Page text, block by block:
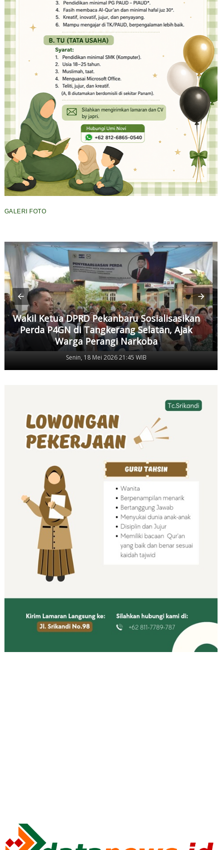
GALERI FOTO
Wakil Ketua DPRD Pekanbaru Sosialisasikan
Perda P4GN di Tangkerang Selatan, Ajak
Warga Perangi Narkoba
Senin, 18 Mei 2026 21:45 WIB